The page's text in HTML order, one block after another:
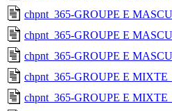
chpnt_365-GROUPE E
chpnt_365-GROUPE E
chpnt_365-GROUPE E
chpnt_365-GROUPE E
chpnt_365-GROUPE E